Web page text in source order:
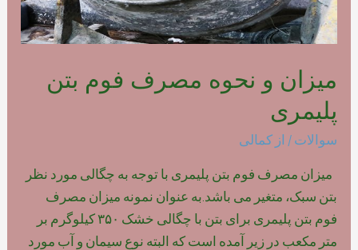
میزان و نحوه مصرف فوم بتن
پلیمری
سوالات / از کمالی
میزان مصرف فوم بتن پلیمری با توجه به چگالی مورد نظر
بتن سبک، متغیر می باشد.به عنوان نمونه میزان مصرف
فوم بتن پلیمری برای بتن با چگالی خشک ۳۵۰ کیلوگرم بر
متر مکعب در زیر آمده است که البته نوع سیمان و آب مورد